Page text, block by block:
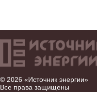
© 2026 «Источник энергии»
Все права защищены